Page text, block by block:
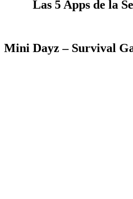
Las 5 Apps de la
Mini Dayz – Survival